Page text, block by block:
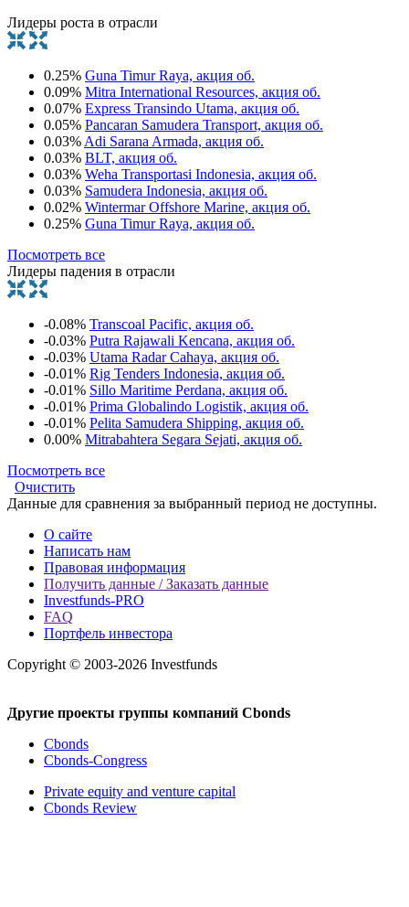
Лидеры роста в отрасли
0.25% Guna Timur Raya, акция об.
0.09% Mitra International Resources, акция об.
0.07% Express Transindo Utama, акция об.
0.05% Pancaran Samudera Transport, акция об.
0.03% Adi Sarana Armada, акция об.
0.03% BLT, акция об.
0.03% Weha Transportasi Indonesia, акция об.
0.03% Samudera Indonesia, акция об.
0.02% Wintermar Offshore Marine, акция об.
0.25% Guna Timur Raya, акция об.
Посмотреть все
Лидеры падения в отрасли
-0.08% Transcoal Pacific, акция об.
-0.03% Putra Rajawali Kencana, акция об.
-0.03% Utama Radar Cahaya, акция об.
-0.01% Rig Tenders Indonesia, акция об.
-0.01% Sillo Maritime Perdana, акция об.
-0.01% Prima Globalindo Logistik, акция об.
-0.01% Pelita Samudera Shipping, акция об.
0.00% Mitrabahtera Segara Sejati, акция об.
Посмотреть все
Очистить
Данные для сравнения за выбранный период не доступны.
О сайте
Написать нам
Правовая информация
Получить данные / Заказать данные
Investfunds-PRO
FAQ
Портфель инвестора
Copyright © 2003-2026 Investfunds
Другие проекты группы компаний Cbonds
Cbonds
Cbonds-Congress
Private equity and venture capital
Cbonds Review